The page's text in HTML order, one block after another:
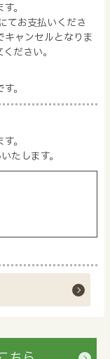
。
てお支払いくださ
ャンセルとなりま
ださい。
。
。
たします。